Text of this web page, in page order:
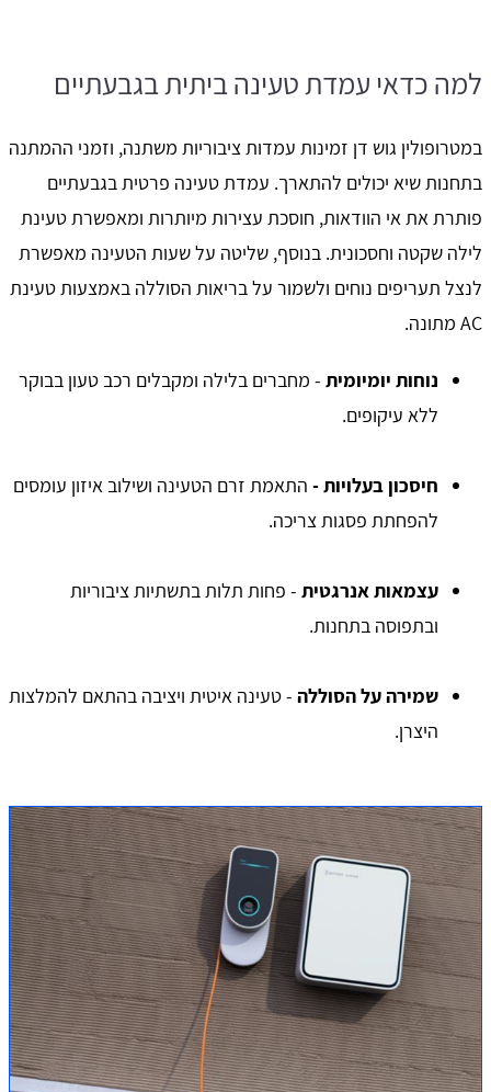
למה כדאי עמדת טעינה ביתית בגבעתיים
במטרופולין גוש דן זמינות עמדות ציבוריות משתנה, וזמני ההמתנה
בתחנות שיא יכולים להתארך. עמדת טעינה פרטית בגבעתיים
פותרת את אי הוודאות, חוסכת עצירות מיותרות ומאפשרת טעינת
לילה שקטה וחסכונית. בנוסף, שליטה על שעות הטעינה מאפשרת
לנצל תעריפים נוחים ולשמור על בריאות הסוללה באמצעות טעינת
AC מתונה.
נוחות יומיומית - מחברים בלילה ומקבלים רכב טעון בבוקר
ללא עיקופים.
חיסכון בעלויות - התאמת זרם הטעינה ושילוב איזון עומסים
להפחתת פסגות צריכה.
עצמאות אנרגטית - פחות תלות בתשתיות ציבוריות
ובתפוסה בתחנות.
שמירה על הסוללה - טעינה איטית ויציבה בהתאם להמלצות
היצרן.